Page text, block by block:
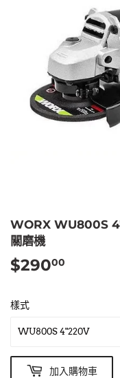
WORX WU800S
關磨機
$29000
樣式
加入購物車